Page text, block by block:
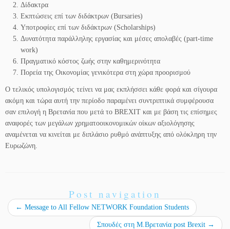
Δίδακτρα
Εκπτώσεις επί των διδάκτρων (Bursaries)
Υποτροφίες επί των διδάκτρων (Scholarships)
Δυνατότητα παράλληλης εργασίας και μέσες απολαβές (part-time
work)
Πραγματικό κόστος ζωής στην καθημερινότητα
Πορεία της Οικονομίας γενικότερα στη χώρα προορισμού
Ο τελικός υπολογισμός τείνει να μας εκπλήσσει κάθε φορά και σίγουρα
ακόμη και τώρα αυτή την περίοδο παραμένει συντριπτικά συμφέρουσα
σαν επιλογή η Βρετανία που μετά το BREXIT και με βάση τις επίσημες
αναφορές των μεγάλων χρηματοοικονομικών οίκων αξιολόγησης
αναμένεται να κινείται με διπλάσιο ρυθμό ανάπτυξης από ολόκληρη την
Ευρωζώνη.
Post navigation
← Message to All Fellow NETWORK Foundation Students
Σπουδές στη Μ.Βρετανία post Brexit →